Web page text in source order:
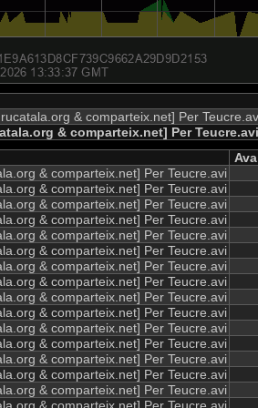
& comparteix.net] Per
& comparteix.net] Per Teucre.avi
& comparteix.net] Per Teucre.avi
& comparteix.net] Per Teucre.avi
& comparteix.net] Per Teucre.avi
& comparteix.net] Per Teucre.avi
& comparteix.net] Per Teucre.avi
& comparteix.net] Per Teucre.avi
& comparteix.net] Per Teucre.avi
& comparteix.net] Per Teucre.avi
& comparteix.net] Per Teucre.avi
& comparteix.net] Per Teucre.avi
& comparteix.net] Per Teucre.avi
& comparteix.net] Per Teucre.avi
& comparteix.net] Per Teucre.avi
& comparteix.net] Per Teucre.avi
& comparteix.net] Per Teucre.avi